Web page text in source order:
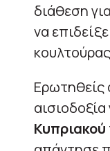
διάθεση
να
Ερωτηθείς
Κυπριακού